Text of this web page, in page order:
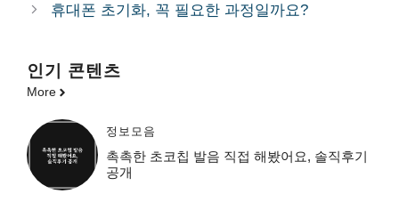
휴대폰 초기화, 꼭 필요한 과정일까요?
인기 콘텐츠
More
정보모음
촉촉한 초코칩 발음 직접 해봤어요, 솔직후기
공개